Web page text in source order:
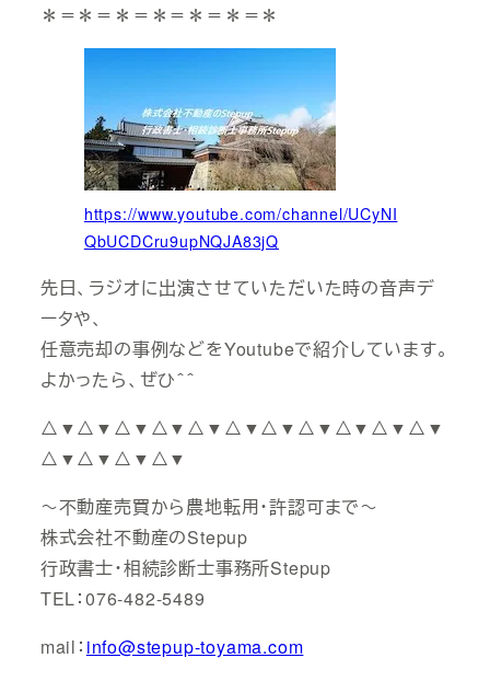
＊＝＊＝＊＝＊＝＊＝＊＝＊
https://www.youtube.com/channel/UCyNI
QbUCDCru9upNQJA83jQ
先日、ラジオに出演させていただいた時の音声デ
ータや、
任意売却の事例などをYoutubeで紹介しています。
よかったら、ぜひ＾＾
△▼△▼△▼△▼△▼△▼△▼△▼△▼△▼△▼
△▼△▼△▼△▼
～不動産売買から農地転用・許認可まで～
株式会社不動産のStepup
行政書士・相続診断士事務所Stepup
TEL：076-482-5489
mail： info@stepup-toyama.com